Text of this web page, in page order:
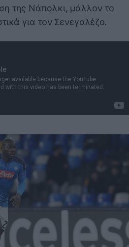
της Νάπολκι, μάλλον το
για τον Σενεγαλέζο.